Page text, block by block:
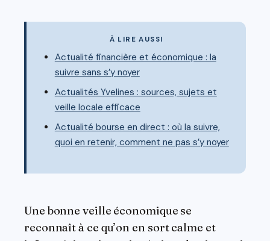
À LIRE AUSSI
Actualité financière et économique : la
suivre sans s’y noyer
Actualités Yvelines : sources, sujets et
veille locale efficace
Actualité bourse en direct : où la suivre,
quoi en retenir, comment ne pas s’y noyer
Une bonne veille économique se
reconnaît à ce qu’on en sort calme et